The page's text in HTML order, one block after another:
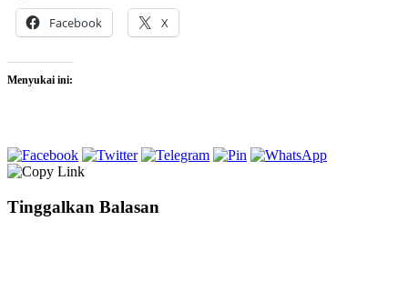
Facebook X
Menyukai ini:
Tinggalkan Balasan